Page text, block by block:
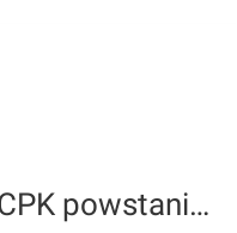
Lotnisko Centralne CPK powstanie w oparciu o polski kapitał